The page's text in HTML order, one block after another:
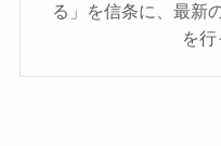
る」を信条に、最新
を行